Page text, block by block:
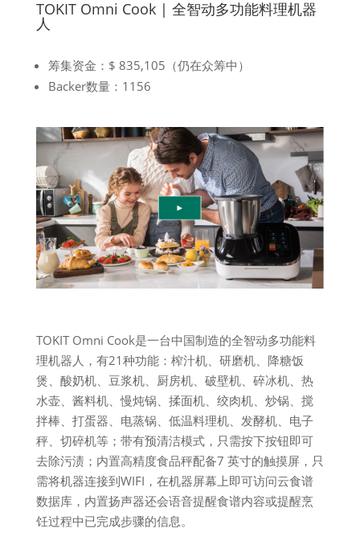
TOKIT Omni Cook | 全智动多功能料理机器
人
筹集资金：$ 835,105（仍在众筹中）
Backer数量：1156
TOKIT Omni Cook是一台中国制造的全智动多功能料
理机器人，有21种功能：榨汁机、研磨机、降糖饭
煲、酸奶机、豆浆机、厨房机、破壁机、碎冰机、热
水壶、酱料机、慢炖锅、揉面机、绞肉机、炒锅、搅
拌棒、打蛋器、电蒸锅、低温料理机、发酵机、电子
秤、切碎机等；带有预清洁模式，只需按下按钮即可
去除污渍；内置高精度食品秤配备7 英寸的触摸屏，只
需将机器连接到WIFI，在机器屏幕上即可访问云食谱
数据库，内置扬声器还会语音提醒食谱内容或提醒烹
饪过程中已完成步骤的信息。